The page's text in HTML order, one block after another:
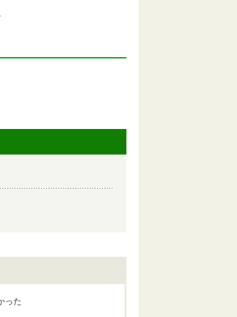
った